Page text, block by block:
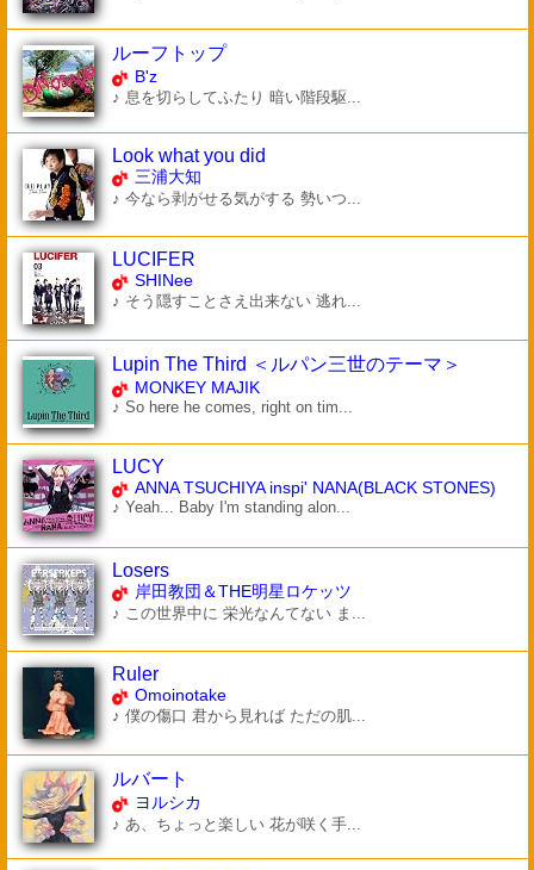
ルーフトップ
B'z
♪ 息を切らしてふたり 暗い階段駆...
Look what you did
三浦大知
♪ 今なら剥がせる気がする 勢いつ...
LUCIFER
SHINee
♪ そう隠すことさえ出来ない 逃れ...
Lupin The Third ＜ルパン三世のテーマ＞
MONKEY MAJIK
♪ So here he comes, right on tim...
LUCY
ANNA TSUCHIYA inspi' NANA(BLACK STONES)
♪ Yeah... Baby I'm standing alon...
Losers
岸田教団＆THE明星ロケッツ
♪ この世界中に 栄光なんてない ま...
Ruler
Omoinotake
♪ 僕の傷口 君から見れば ただの肌...
ルバート
ヨルシカ
♪ あ、ちょっと楽しい 花が咲く手...